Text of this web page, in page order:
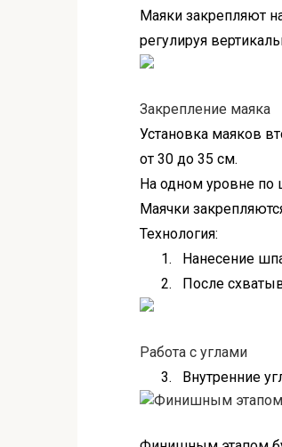
Маяки закрепляют
регулируя
Закрепление маяка
Установка маяков
от 30 до 35 см.
На одном уровне по
Маячки
Технология:
1.
Нанесение
2.
После
Работа с углами
3.
Внутренние